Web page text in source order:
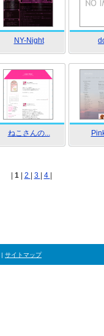
NY-Night
ねこさんの...
1 2 3 4
| サイトマップ